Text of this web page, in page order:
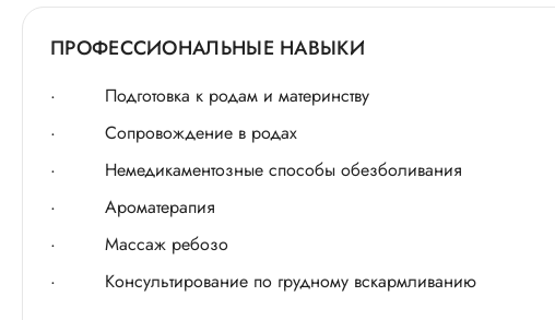
ПРОФЕССИОНАЛЬНЫЕ НАВЫКИ
· Подготовка к родам и материнству
· Сопровождение в родах
· Немедикаментозные способы обезболивания
· Ароматерапия
· Массаж ребозо
· Консультирование по грудному вскармливанию